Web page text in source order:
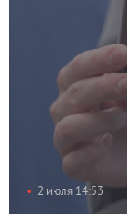
2 июля 14:53